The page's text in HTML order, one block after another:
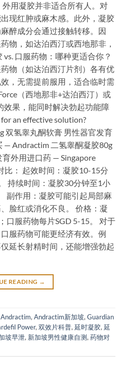
用凝胶并非适合所有人。对
现红肿或麻木感。此外，凝胶
醉成分会通过接触转移。因
物，如达泊西汀或西地那非，
口服药物：哪种更适合你？
物（如达泊西汀片剂）各有优
，无需提前服用，适合临时需
（西地那非+达泊西汀）或
效果，能同时解决勃起功能障
an effective solution?
双氢睾丸酮软膏 男性器官发育
— Andractim 二氢睾酮凝胶80g
外用进口药 — Singapore
比： 起效时间：凝胶10-15分
持续时间：凝胶30分钟至1小
副作用：凝胶可能引起局部麻
脸红或消化不良。 价格：凝
口服药物每片SGD 5-15。 对于
服药物可能更经济有效。例
延长射精时间，还能增强勃起
READING →
Andractim, Andractim新加坡, Guardian
Power, 双效片科普, 延时凝胶, 延
坡早泄, 新加坡男性健康自测, 药物对